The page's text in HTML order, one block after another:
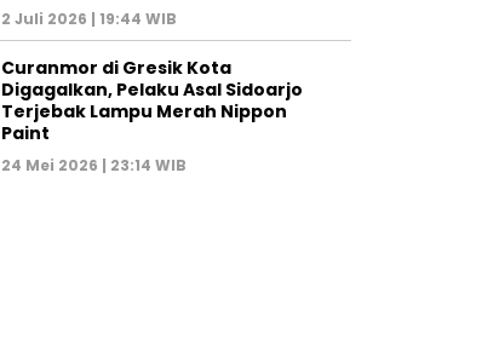
2 Juli 2026 | 19:44 WIB
Curanmor di Gresik Kota
Digagalkan, Pelaku Asal Sidoarjo
Terjebak Lampu Merah Nippon
Paint
24 Mei 2026 | 23:14 WIB